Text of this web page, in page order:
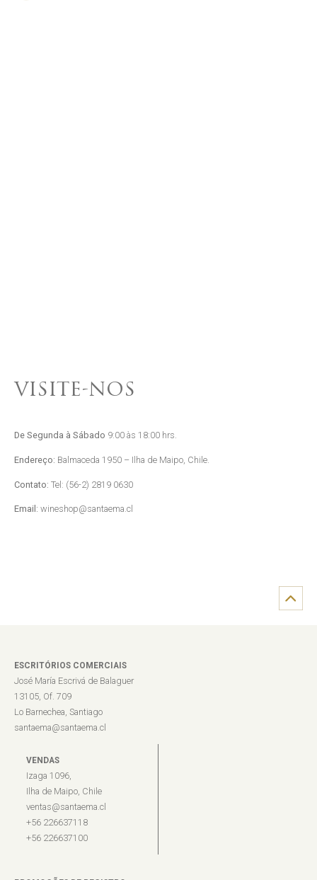
VISITE-NOS
De Segunda à Sábado 9:00 às 18:00 hrs.
Endereço: Balmaceda 1950 – Ilha de Maipo, Chile.
Contato: Tel: (56-2) 2819 0630
Email: wineshop@santaema.cl
ESCRITÓRIOS COMERCIAIS
José María Escrivá de Balaguer
13105, Of. 709
Lo Barnechea, Santiago
santaema@santaema.cl
VENDAS
Izaga 1096,
Ilha de Maipo, Chile
ventas@santaema.cl
+56 226637118
+56 226637100